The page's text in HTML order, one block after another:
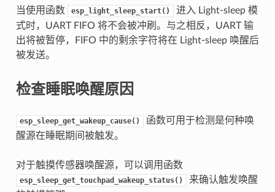
当使用函数 esp_light_sleep_start()
进入 Light-sleep 模
式时，UART FIFO 将不会被冲刷。与之相反，UART 输
出将被暂停，FIFO 中的剩余字符将在 Light-sleep 唤醒后
被发送。
检查睡眠唤醒原因
esp_sleep_get_wakeup_cause()
函数可用于检测是何种唤
醒源在睡眠期间被触发。
对于触摸传感器唤醒源，可以调用函数
esp_sleep_get_touchpad_wakeup_status()
来确认触发唤醒